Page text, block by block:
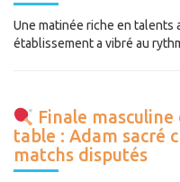
Une matinée riche en talents
établissement a vibré au
Finale
table : Adam sacré
matchs disputés